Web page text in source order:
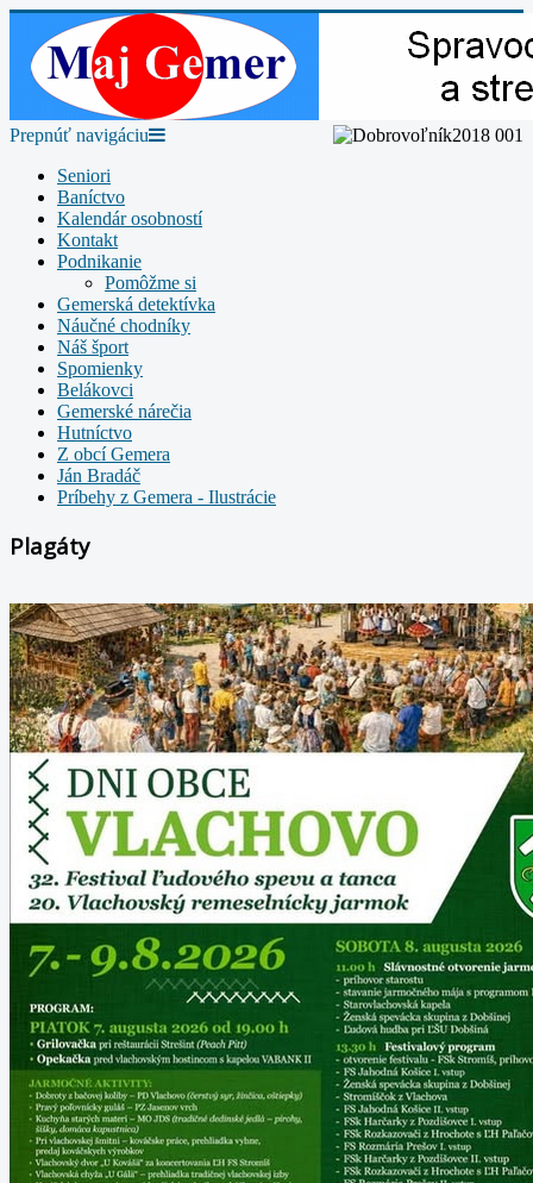
Prepnúť navigáciu
Seniori
Baníctvo
Kalendár osobností
Kontakt
Podnikanie
Pomôžme si
Gemerská detektívka
Náučné chodníky
Náš šport
Spomienky
Belákovci
Gemerské nárečia
Hutníctvo
Z obcí Gemera
Ján Bradáč
Príbehy z Gemera - Ilustrácie
Plagáty